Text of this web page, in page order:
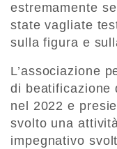
estremamente
state vagliate
sulla figura e
L’associazione
di beatificazione
nel 2022 e
svolto una
impegnativo